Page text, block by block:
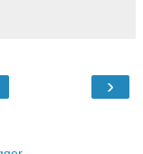
›